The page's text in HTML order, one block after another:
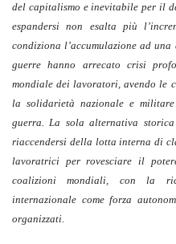
del capitalismo e inevitabile per il
espandersi non esalta più
condiziona l’accumulazione ad
guerre hanno arrecato crisi
mondiale dei lavoratori, avendo le
la solidarietà nazionale e
guerra. La sola alternativa
riaccendersi della lotta interna di
lavoratrici per rovesciare il
coalizioni mondiali, con la
internazionale come forza
organizzati.